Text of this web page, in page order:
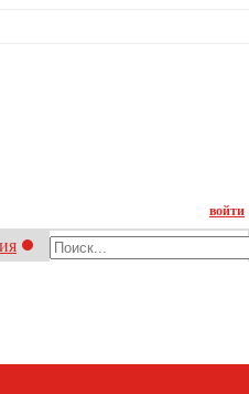
войти